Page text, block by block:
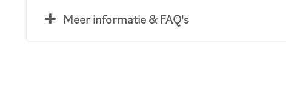
Meer informatie & FAQ's